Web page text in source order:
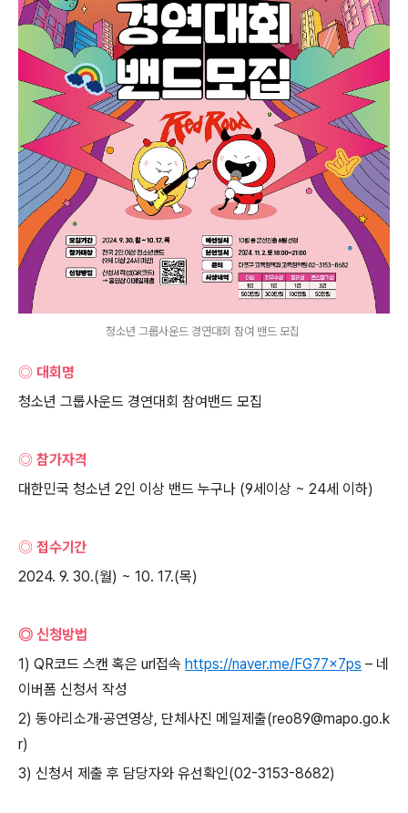
청소년 그룹사운드 경연대회 참여 밴드 모집 ​
◎ 대회명
청소년 그룹사운드 경연대회 참여밴드 모집
◎ 참가자격
대한민국 청소년 2인 이상 밴드 누구나 (9세이상 ~ 24세 이하)
◎ 접수기간
2024. 9. 30.(월) ~ 10. 17.(목)
◎ 신청방법
1) QR코드 스캔 혹은 url접속 https://naver.me/FG77x7ps – 네
이버폼 신청서 작성
2) 동아리소개·공연영상, 단체사진 메일제출(reo89@mapo.go.k
r)
3) 신청서 제출 후 담당자와 유선확인(02-3153-8682)